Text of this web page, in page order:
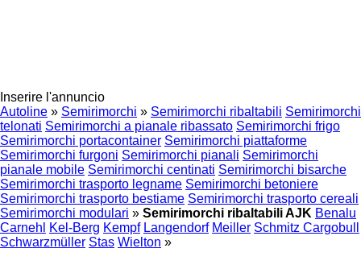
Inserire l'annuncio
Autoline » Semirimorchi » Semirimorchi ribaltabili Semirimorchi
telonati Semirimorchi a pianale ribassato Semirimorchi frigo
Semirimorchi portacontainer Semirimorchi piattaforme
Semirimorchi furgoni Semirimorchi pianali Semirimorchi
pianale mobile Semirimorchi centinati Semirimorchi bisarche
Semirimorchi trasporto legname Semirimorchi betoniere
Semirimorchi trasporto bestiame Semirimorchi trasporto cereali
Semirimorchi modulari » Semirimorchi ribaltabili AJK Benalu
Carnehl
Kel-Berg Kempf Langendorf Meiller Schmitz Cargobull
Schwarzmüller Stas Wielton »